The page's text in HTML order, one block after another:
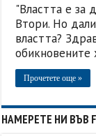
"Властта е за
Втори. Но
властта?
обикновените
Прочетете още »
НАМЕРЕТЕ НИ ВЪВ